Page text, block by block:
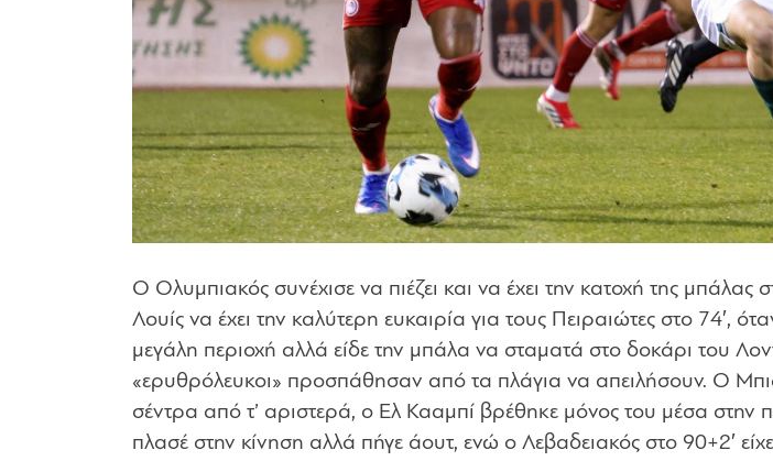
Ο Ολυμπιακός συνέχισε να πιέζει και να έχει την κατοχή της μπάλας
Λουίς να έχει την καλύτερη ευκαιρία για τους Πειραιώτες στο 74′,
μεγάλη περιοχή αλλά είδε την μπάλα να σταματά στο δοκάρι του
«ερυθρόλευκοι» προσπάθησαν από τα πλάγια να απειλήσουν. Ο
σέντρα από τ’ αριστερά, ο Ελ Κααμπί βρέθηκε μόνος του μέσα στην
πλασέ στην κίνηση αλλά πήγε άουτ, ενώ ο Λεβαδειακός στο 90+2′